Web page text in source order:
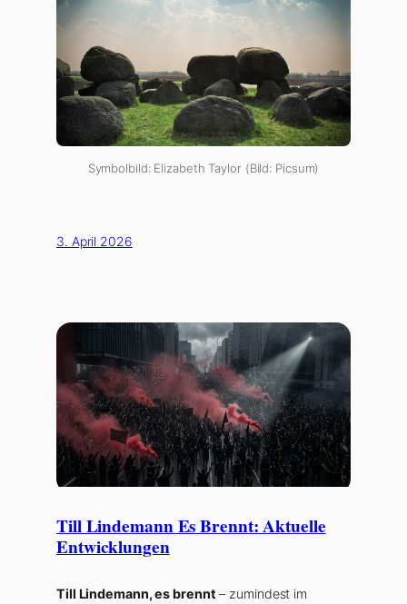
Symbolbild: Elizabeth Taylor (Bild: Picsum)
3. April 2026
Till Lindemann Es Brennt: Aktuelle
Entwicklungen
Till Lindemann, es brennt – zumindest im